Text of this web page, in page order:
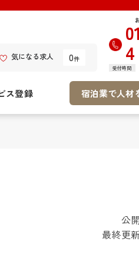
気になる求人 0件 4
受付時間
ス登録 宿泊業で人材
公
最終更